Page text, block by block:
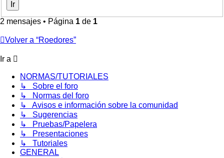
2 mensajes • Página 1 de 1
Volver a “Roedores”
Ir a
NORMAS/TUTORIALES
↳ Sobre el foro
↳ Normas del foro
↳ Avisos e información sobre la comunidad
↳ Sugerencias
↳ Pruebas/Papelera
↳ Presentaciones
↳ Tutoriales
GENERAL